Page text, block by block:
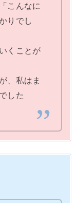
こんなに
りでし
くことが
、私はま
した